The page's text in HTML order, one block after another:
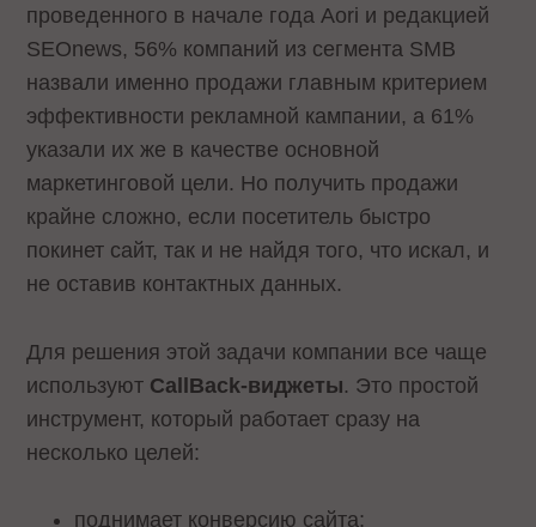
проведенного в начале года Aori и редакцией
SEOnews, 56% компаний из сегмента SMB
назвали именно продажи главным критерием
эффективности рекламной кампании, а 61%
указали их же в качестве основной
маркетинговой цели. Но получить продажи
крайне сложно, если посетитель быстро
покинет сайт, так и не найдя того, что искал, и
не оставив контактных данных.
Для решения этой задачи компании все чаще
используют CallBack-виджеты. Это простой
инструмент, который работает сразу на
несколько целей:
поднимает конверсию сайта;